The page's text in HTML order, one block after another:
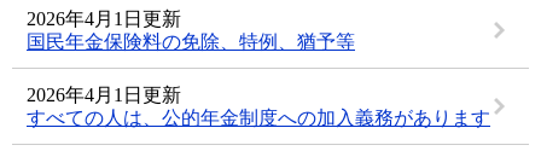
2026年4月1日更新
国民年金保険料の免除、特例、猶予等
2026年4月1日更新
すべての人は、公的年金制度への加入義務があります